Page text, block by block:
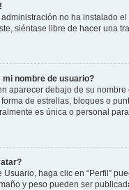
no ha instalado
siéntase libre de hacer una
mi nombre de usuario?
aparecer debajo de su
de estrellas, bloques o
es única o personal
Usuario, haga clic en “Perfil”
y peso pueden ser